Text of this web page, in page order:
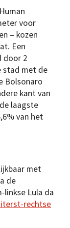
voor
– kozen
Een
door 2
stad met de
Bolsonaro
kant van
laagste
van het
met
de
linkse Lula da
rechtse